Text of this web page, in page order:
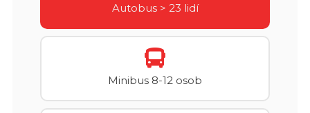
Autobus > 23 lidí
Minibus 8-12 osob